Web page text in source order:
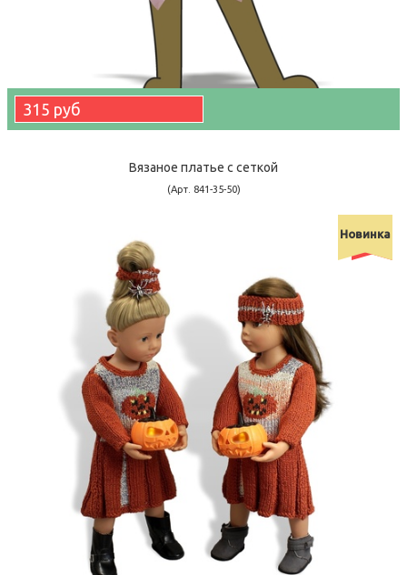
315 руб
Вязаное платье с сеткой
(Арт. 841-35-50)
-
Новинка